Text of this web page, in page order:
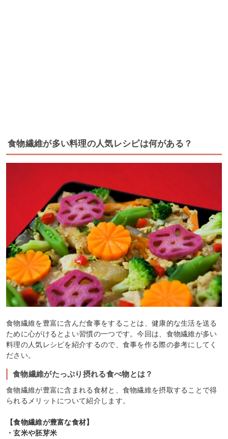
食物繊維が多い料理の人気レシピは何がある？
食物繊維を豊富に含んだ食事をすることは、健康的な生活を送る
ために心がけるとよい習慣の一つです。今回は、食物繊維が多い
料理の人気レシピを紹介するので、食事を作る際の参考にしてく
ださい。
食物繊維がたっぷり摂れる食べ物とは？
食物繊維が豊富に含まれる食材と、食物繊維を摂取することで得
られるメリットについて紹介します。
【食物繊維が豊富な食材】
・玄米や胚芽米